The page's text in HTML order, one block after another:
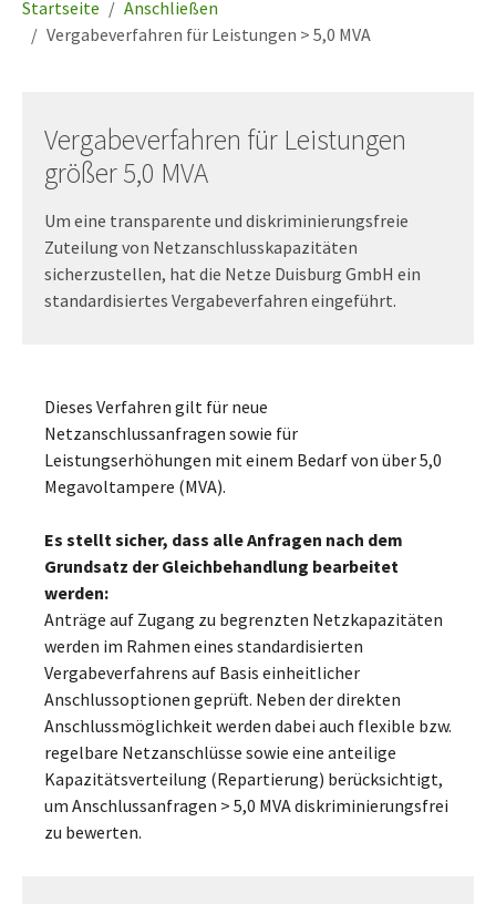
Startseite
Anschließen
Vergabeverfahren für Leistungen > 5,0 MVA
Vergabeverfahren für Leistungen
größer 5,0 MVA
Um eine transparente und diskriminierungsfreie
Zuteilung von Netzanschlusskapazitäten
sicherzustellen, hat die Netze Duisburg GmbH ein
standardisiertes Vergabeverfahren eingeführt.
Dieses Verfahren gilt für neue
Netzanschlussanfragen sowie für
Leistungserhöhungen mit einem Bedarf von über 5,0
Megavoltampere (MVA).
Es stellt sicher, dass alle Anfragen nach dem
Grundsatz der Gleichbehandlung bearbeitet
werden:
Anträge auf Zugang zu begrenzten Netzkapazitäten
werden im Rahmen eines standardisierten
Vergabeverfahrens auf Basis einheitlicher
Anschlussoptionen geprüft. Neben der direkten
Anschlussmöglichkeit werden dabei auch flexible bzw.
regelbare Netzanschlüsse sowie eine anteilige
Kapazitätsverteilung (Repartierung) berücksichtigt,
um Anschlussanfragen > 5,0 MVA diskriminierungsfrei
zu bewerten.